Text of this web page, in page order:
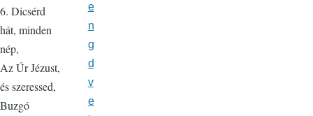
6. Dicsérd
hát, minden
nép,
Az Úr Jézust,
és szeressed,
Buzgó
e
n
g
d
v
e